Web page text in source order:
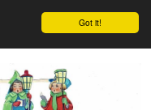
Got it!